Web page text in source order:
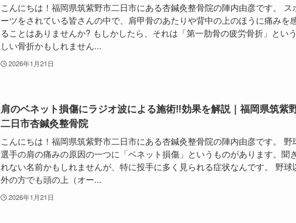
こんにちは！福岡県筑紫野市二日市にある杏鍼灸整骨院の陣内由彦です。 ス
ーツをされている皆さんの中で、肩甲骨のあたりや背中の上のほうに痛みを
ることはありませんか? もしかしたら、それは「第一肋骨の疲労骨折」とい
しい骨折かもしれません...
2026年1月21日
肩のベネット損傷にラジオ波による施術‼効果を解説｜福岡県筑紫
二日市杏鍼灸整骨院
こんにちは！福岡県筑紫野市二日市にある杏鍼灸整骨院の陣内由彦です。 野
選手の肩の痛みの原因の一つに「ベネット損傷」というものがあります。聞
れない名前かもしれませんが、特に投手に多く見られる症状なんです。 野球
外の方でも頭の上（オー...
2026年1月21日